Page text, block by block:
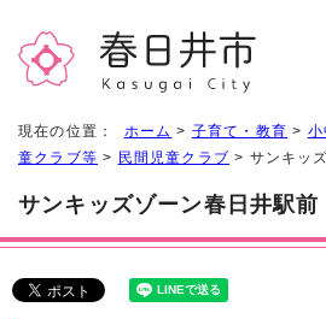
現在の位置： ホーム > 子育て・教育 >
童クラブ等 > 民間児童クラブ > サンキッ
サンキッズゾーン春日井駅前